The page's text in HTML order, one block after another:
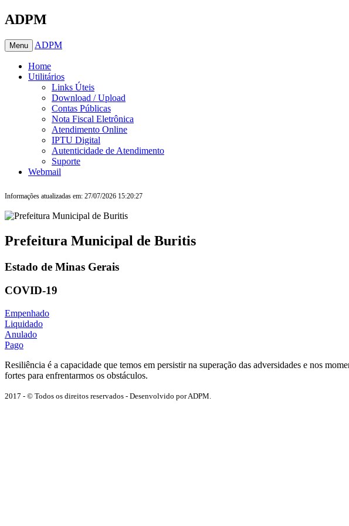
ADPM
Menu ADPM
Home
Utilitários
Links Úteis
Download / Upload
Contas Públicas
Nota Fiscal Eletrônica
Atendimento Online
IPTU Digital
Autenticidade de Atendimento
Suporte
Webmail
Informações atualizadas em: 27/07/2026 15:20:27
Prefeitura Municipal de Buritis
Estado de Minas Gerais
COVID-19
Empenhado
Liquidado
Anulado
Pago
Resiliência é a capacidade que temos em persistir na superação das adversidades e nos
fortes para enfrentarmos os obstáculos.
2017 - © Todos os direitos reservados - Desenvolvido por ADPM.